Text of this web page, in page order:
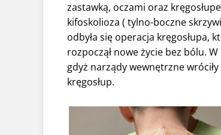
zastawką, oczami oraz
kifoskolioza ( tylno-boczne
odbyła się operacja kręgosłupa,
rozpoczął nowe życie bez bólu.
gdyż narządy wewnętrzne
kręgosłup.